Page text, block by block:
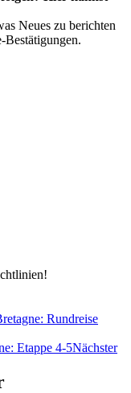
Neues zu berichten
Bestätigungen.
Rundreise
Etappe 4-5Nächster